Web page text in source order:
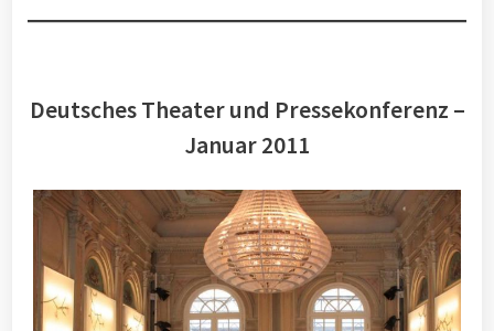
Deutsches Theater und Pressekonferenz –
Januar 2011